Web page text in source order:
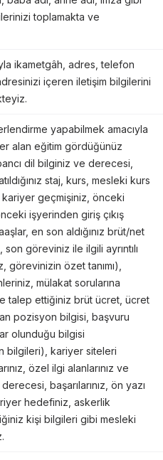
toplamakta ve
ikametgâh, adres, telefon
içeren iletişim bilgilerini
yapabilmek amacıyla
alan eğitim gördüğünüz
dil bilginiz ve derecesi,
staj, kurs, mesleki kurs
geçmişiniz, önceki
işyerinden giriş çıkış
en son aldığınız brüt/net
göreviniz ile ilgili ayrıntılı
görevinizin özet tanımı),
mülakat sorularına
talep ettiğiniz brüt ücret, ücret
pozisyon bilgisi, başvuru
olunduğu bilgisi
bilgileri), kariyer siteleri
özel ilgi alanlarınız ve
başarılarınız, ön yazı
hedefiniz, askerlik
kişi bilgileri gibi mesleki